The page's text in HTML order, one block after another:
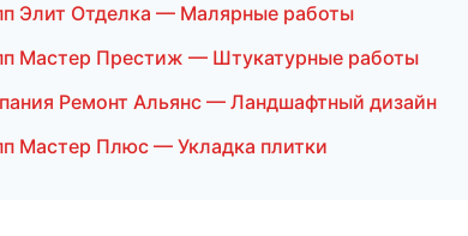
Элит Отделка — Малярные работы
Мастер Престиж — Штукатурные работы
Ремонт Альянс — Ландшафтный дизайн
Мастер Плюс — Укладка плитки